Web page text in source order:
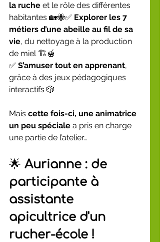
la ruche et le rôle des différentes
habitantes 🏡🐝✅ Explorer les 7
métiers d’une abeille au fil de sa
vie, du nettoyage à la production
de miel 🏗🍯
✅ S’amuser tout en apprenant,
grâce à des jeux pédagogiques
interactifs 🎲
Mais cette fois-ci, une animatrice
un peu spéciale a pris en charge
une partie de l’atelier…
🌟 Aurianne : de
participante à
assistante
apicultrice d'un
rucher-école !